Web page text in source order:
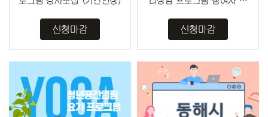
신청마감 신청마감